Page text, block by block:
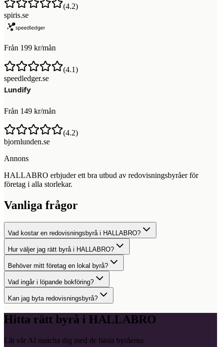
(4.2)
spiris.se
Från 199 kr/mån
(4.1)
speedledger.se
Från 149 kr/mån
(4.2)
bjornlunden.se
Annons
HALLABRO erbjuder ett bra utbud av redovisningsbyråer för
företag i alla storlekar.
Vanliga frågor
Vad kostar en redovisningsbyrå i HALLABRO?
Hur väljer jag rätt byrå i HALLABRO?
Behöver mitt företag en lokal byrå?
Vad ingår i löpande bokföring?
Kan jag byta redovisningsbyrå?
Hitta rätt byrå i HALLABRO
Låt vår AI matcha dig med de bästa byråerna